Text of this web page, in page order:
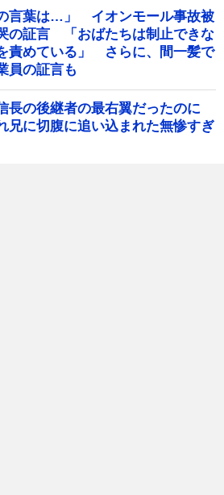
の言葉は…」 イオンモール事故被
の証言 「おばたちは制止できな
責めている」 さらに、間一髪で
員の証言も
長の後継者の最右翼だったのに
兄に切腹に追い込まれた無惨すぎ